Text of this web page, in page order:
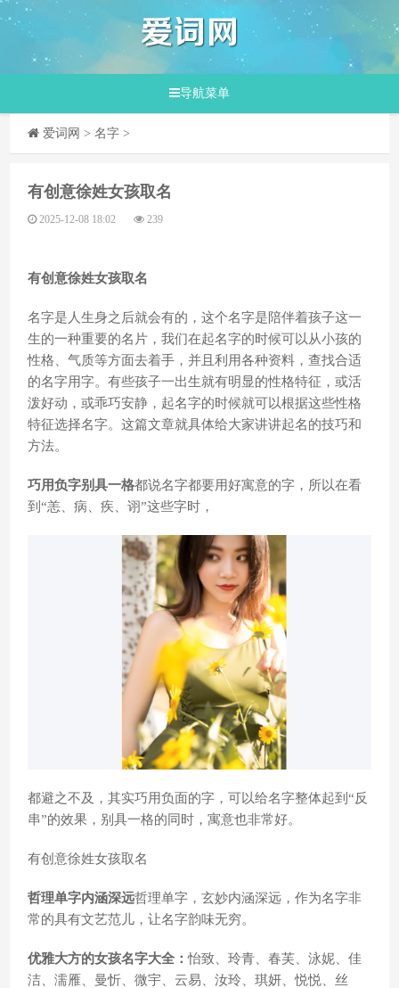
导航菜单
爱词网 >名字 >
​有创意徐姓女孩取名
2025-12-08 18:02 239
有创意徐姓女孩取名
名字是人生身之后就会有的，这个名字是陪伴着孩子这一
生的一种重要的名片，我们在起名字的时候可以从小孩的
性格、气质等方面去着手，并且利用各种资料，查找合适
的名字用字。有些孩子一出生就有明显的性格特征，或活
泼好动，或乖巧安静，起名字的时候就可以根据这些性格
特征选择名字。这篇文章就具体给大家讲讲起名的技巧和
方法。
巧用负字别具一格都说名字都要用好寓意的字，所以在看
到“恙、病、疾、诩”这些字时，
都避之不及，其实巧用负面的字，可以给名字整体起到“反
串”的效果，别具一格的同时，寓意也非常好。
有创意徐姓女孩取名
哲理单字内涵深远哲理单字，玄妙内涵深远，作为名字非
常的具有文艺范儿，让名字韵味无穷。
优雅大方的女孩名字大全：怡致、玲青、春芙、泳妮、佳
洁、濡雁、曼忻、微宇、云易、汝玲、琪妍、悦悦、丝